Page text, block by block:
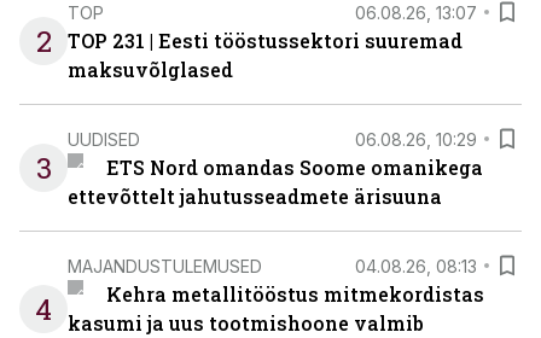
2
TOP 06.08.26, 13:07
TOP 231 | Eesti tööstussektori suuremad
maksuvõlglased
3
UUDISED 06.08.26, 10:29
ETS Nord omandas Soome omanikega
ettevõttelt jahutusseadmete ärisuuna
4
MAJANDUSTULEMUSED 04.08.26, 08:13
Kehra metallitööstus mitmekordistas
kasumi ja uus tootmishoone valmib